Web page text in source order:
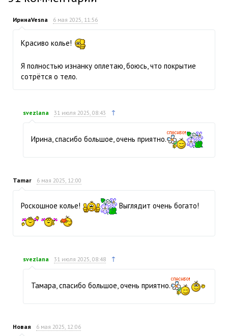
ИринаVesna 6 мая 2025, 11:56
Красиво колье!
Я полностью изнанку оплетаю, боюсь, что покрытие
сотрётся о тело.
svezlana 31 июля 2025, 08:43 ↑
Ирина, спасибо большое, очень приятно.
Tamar 6 мая 2025, 12:00
Роскошное колье! Выглядит очень богато!
svezlana 31 июля 2025, 08:48 ↑
Тамара, спасибо большое, очень приятно.
Новая 6 мая 2025, 12:06